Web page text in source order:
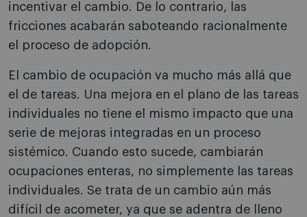
incentivar el cambio. De lo contrario, las
fricciones acabarán saboteando racionalmente
el proceso de adopción.
El cambio de ocupación va mucho más allá que
el de tareas. Una mejora en el plano de las tareas
individuales no tiene el mismo impacto que una
serie de mejoras integradas en un proceso
sistémico. Cuando esto sucede, cambiarán
ocupaciones enteras, no simplemente las tareas
individuales. Se trata de un cambio aún más
difícil de acometer, ya que se adentra de lleno